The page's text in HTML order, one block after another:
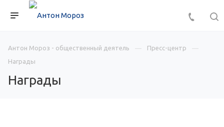
Антон Мороз - общественный деятель
Пресс-центр
Награды
Награды